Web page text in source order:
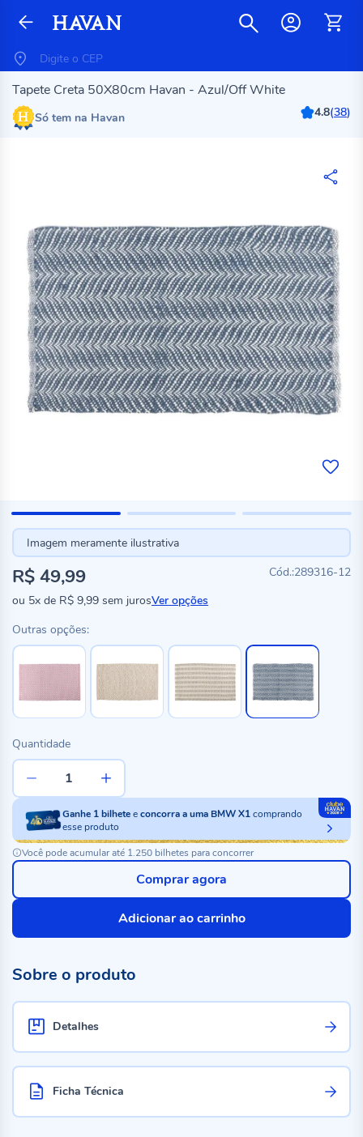
Tapete Creta 50X80cm Havan - Azul/Off White
Só tem na Havan 4.8(38)
Imagem meramente ilustrativa
289316-12
R$ 49,99
ou 5x de R$ 9,99 sem jurosVer opções
Outras opções:
Quantidade
Ganhe 1bilheteeconcorra a uma BMW X1comprando
esse produto
Você pode acumular até 1.250 bilhetes para concorrer
Adicionar ao carrinho
Comprar agora
Sobre o produto
Detalhes
Ficha Técnica